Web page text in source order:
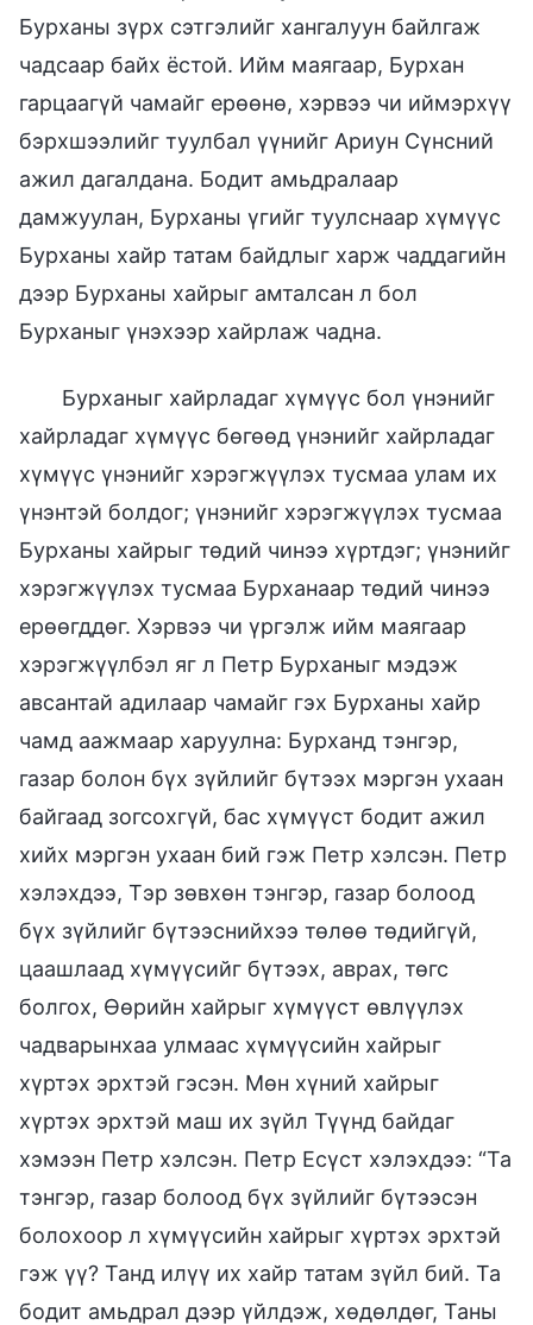
Бурханы зүрх сэтгэлийг хангалуун байлгаж
чадсаар байх ёстой. Ийм маягаар, Бурхан
гарцаагүй чамайг ерөөнө, хэрвээ чи иймэрхүү
бэрхшээлийг туулбал үүнийг Ариун Сүнсний
ажил дагалдана. Бодит амьдралаар
дамжуулан, Бурханы үгийг туулснаар хүмүүс
Бурханы хайр татам байдлыг харж чаддагийн
дээр Бурханы хайрыг амталсан л бол
Бурханыг үнэхээр хайрлаж чадна.
Бурханыг хайрладаг хүмүүс бол үнэнийг
хайрладаг хүмүүс бөгөөд үнэнийг хайрладаг
хүмүүс үнэнийг хэрэгжүүлэх тусмаа улам их
үнэнтэй болдог; үнэнийг хэрэгжүүлэх тусмаа
Бурханы хайрыг төдий чинээ хүртдэг; үнэнийг
хэрэгжүүлэх тусмаа Бурханаар төдий чинээ
ерөөгддөг. Хэрвээ чи үргэлж ийм маягаар
хэрэгжүүлбэл яг л Петр Бурханыг мэдэж
авсантай адилаар чамайг гэх Бурханы хайр
чамд аажмаар харуулна: Бурханд тэнгэр,
газар болон бүх зүйлийг бүтээх мэргэн ухаан
байгаад зогсохгүй, бас хүмүүст бодит ажил
хийх мэргэн ухаан бий гэж Петр хэлсэн. Петр
хэлэхдээ, Тэр зөвхөн тэнгэр, газар болоод
бүх зүйлийг бүтээснийхээ төлөө төдийгүй,
цаашлаад хүмүүсийг бүтээх, аврах, төгс
болгох, Өөрийн хайрыг хүмүүст өвлүүлэх
чадварынхаа улмаас хүмүүсийн хайрыг
хүртэх эрхтэй гэсэн. Мөн хүний хайрыг
хүртэх эрхтэй маш их зүйл Түүнд байдаг
хэмээн Петр хэлсэн. Петр Есүст хэлэхдээ: “Та
тэнгэр, газар болоод бүх зүйлийг бүтээсэн
болохоор л хүмүүсийн хайрыг хүртэх эрхтэй
гэж үү? Танд илүү их хайр татам зүйл бий. Та
бодит амьдрал дээр үйлдэж, хөдөлдөг, Таны